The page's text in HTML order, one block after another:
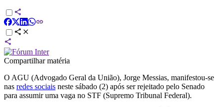
Compartilhar matéria
O AGU (Advogado Geral da União), Jorge Messias, manifestou-se
nas redes sociais neste sábado (2) após ser rejeitado pelo Senado
para assumir uma vaga no STF (Supremo Tribunal Federal).